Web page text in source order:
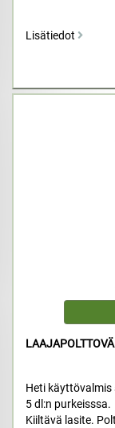
Lisätiedot
Heti käyttövalmis
5 dl:n purkeisssa.
Kiiltävä lasite.